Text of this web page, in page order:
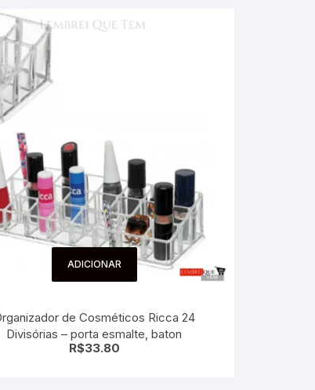
ADICIONAR
de Cosméticos Ricca 24
Divisórias – porta esmalte, baton
R$33.80